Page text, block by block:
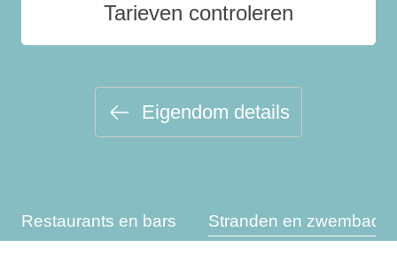
Bestemmingen
Vakantietypes
Merken
Tarieven controleren
Eigendom details
Restaurants en bars Stranden en